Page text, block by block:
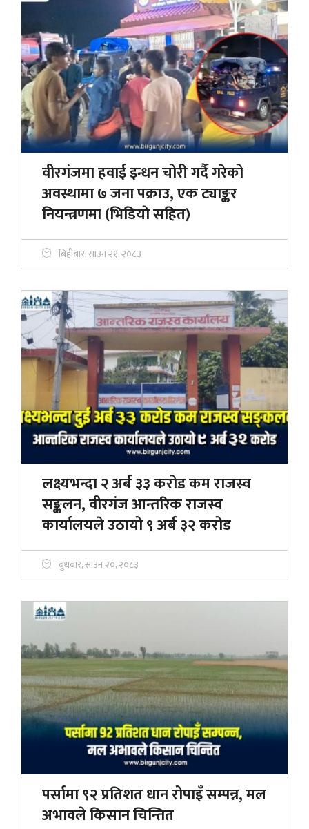
वीरगंजमा हवाई इन्धन चोरी गर्दै गरेको
अवस्थामा ७ जना पक्राउ, एक ट्याङ्कर
नियन्त्रणमा (भिडियाे सहित)
बिहीबार, साउन २१, २०८३
लक्ष्यभन्दा २ अर्ब ३३ करोड कम राजस्व
सङ्कलन, वीरगंज आन्तरिक राजस्व
कार्यालयले उठायो ९ अर्ब ३२ करोड
बुधबार, साउन २०, २०८३
पर्सामा ९२ प्रतिशत धान रोपाइँ सम्पन्न, मल
अभावले किसान चिन्तित